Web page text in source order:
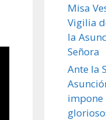
Misa
Vigilia
la
Señora
Ante la
impone